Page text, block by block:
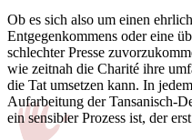
Ob es sich also um einen
Entgegenkommens oder eine
schlechter Presse
wie zeitnah die Charité ihre
die Tat umsetzen kann. In
Aufarbeitung der Tansanisch-
ein sensibler Prozess ist, der